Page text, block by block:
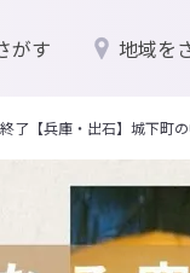
がす 地域を
了【兵庫・出石】城下町